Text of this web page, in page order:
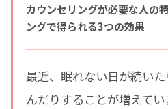
カウンセリングが必要な人の
ングで得られる3つの効果
最近、眠れない日が続い
んだりすることが増えて